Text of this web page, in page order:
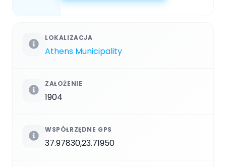
LOKALIZACJA
Athens Municipality
ZAŁOŻENIE
1904
WSPÓŁRZĘDNE GPS
37.97830,23.71950